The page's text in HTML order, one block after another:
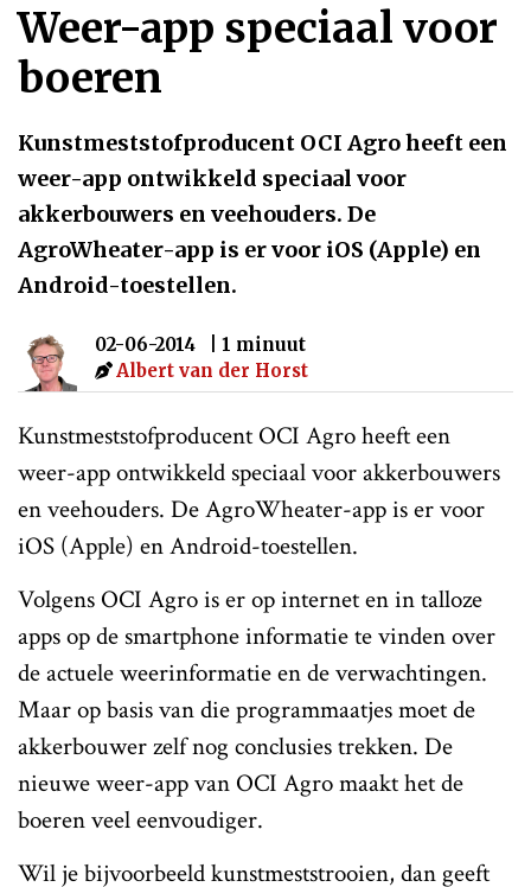
Weer-app speciaal voor
boeren
Kunstmeststofproducent OCI Agro heeft een
weer-app ontwikkeld speciaal voor
akkerbouwers en veehouders. De
AgroWheater-app is er voor iOS (Apple) en
Android-toestellen.
02-06-2014
| 1 minuut
Albert van der Horst
Kunstmeststofproducent OCI Agro heeft een
weer-app ontwikkeld speciaal voor akkerbouwers
en veehouders. De AgroWheater-app is er voor
iOS (Apple) en Android-toestellen.
Volgens OCI Agro is er op internet en in talloze
apps op de smartphone informatie te vinden over
de actuele weerinformatie en de verwachtingen.
Maar op basis van die programmaatjes moet de
akkerbouwer zelf nog conclusies trekken. De
nieuwe weer-app van OCI Agro maakt het de
boeren veel eenvoudiger.
Wil je bijvoorbeeld kunstmeststrooien, dan geeft